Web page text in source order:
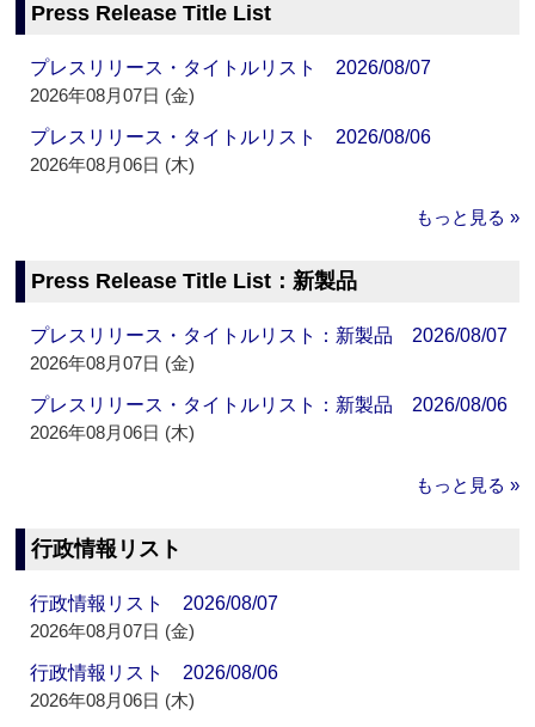
Press Release Title List
プレスリリース・タイトルリスト 2026/08/07
2026年08月07日 (金)
プレスリリース・タイトルリスト 2026/08/06
2026年08月06日 (木)
もっと見る »
Press Release Title List：新製品
プレスリリース・タイトルリスト：新製品 2026/08/07
2026年08月07日 (金)
プレスリリース・タイトルリスト：新製品 2026/08/06
2026年08月06日 (木)
もっと見る »
行政情報リスト
行政情報リスト 2026/08/07
2026年08月07日 (金)
行政情報リスト 2026/08/06
2026年08月06日 (木)